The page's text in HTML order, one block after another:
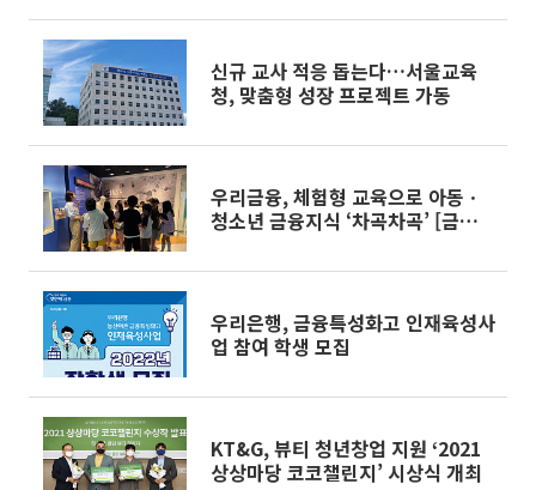
신규 교사 적응 돕는다…서울교육
청, 맞춤형 성장 프로젝트 가동
우리금융, 체험형 교육으로 아동ㆍ
청소년 금융지식 ‘차곡차곡’ [금융
우리은행, 금융특성화고 인재육성사
업 참여 학생 모집
KT&G, 뷰티 청년창업 지원 ‘2021
상상마당 코코챌린지’ 시상식 개최